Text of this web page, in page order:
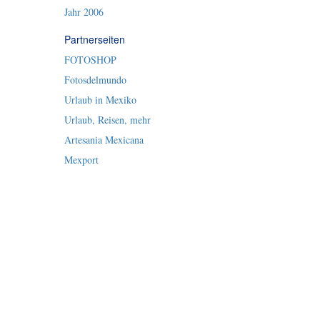
Jahr 2006
Partnerseiten
FOTOSHOP
Fotosdelmundo
Urlaub in Mexiko
Urlaub, Reisen, mehr
Artesania Mexicana
Mexport